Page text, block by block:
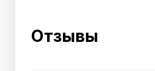
Отзывы